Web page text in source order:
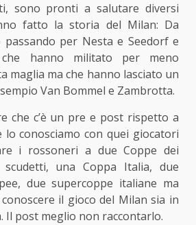
sono pronti a salutare diversi
fatto la storia del Milan: Da
per Nesta e Seedorf e
hanno militato per meno
maglia ma che hanno lasciato un
Van Bommel e Zambrotta.
che c’è un pre e post rispetto a
lo conosciamo con quei giocatori
i rossoneri a due Coppe dei
una Coppa Italia, due
due supercoppe italiane ma
il gioco del Milan sia in
Il post meglio non raccontarlo.